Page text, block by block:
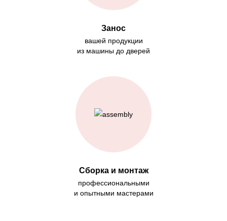
Занос
вашей продукции
из машины до дверей
Сборка и монтаж
профессиональными
и опытными мастерами